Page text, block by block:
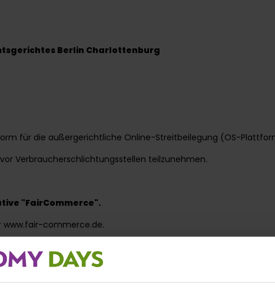
Berlin Charlottenburg
für die außergerichtliche Online-Streitbeilegung (OS-
Verbraucherschlichtungsstellen teilzunehmen.
"FairCommerce".
www.fair-commerce.de.
und Betreuung